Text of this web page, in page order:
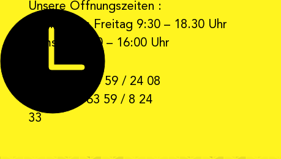
Unsere Öffnungszeiten :
Montag bis Freitag 9:30 – 18.30 Uhr
Samstag 9:30 – 16:00 Uhr
Telefon: 0 63 59 / 24 08
Telefax: 0 63 59 / 8 24
33